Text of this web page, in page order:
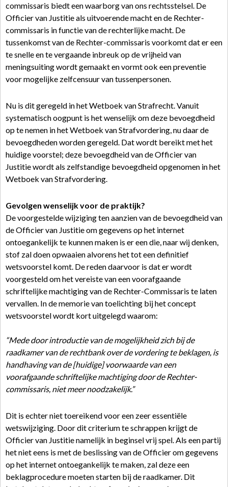
commissaris biedt een waarborg van ons rechtsstelsel. De
Officier van Justitie als uitvoerende macht en de Rechter-
commissaris in functie van de rechterlijke macht. De
tussenkomst van de Rechter-commissaris voorkomt dat er een
te snelle en te vergaande inbreuk op de vrijheid van
meningsuiting wordt gemaakt en vormt ook een preventie
voor mogelijke zelfcensuur van tussenpersonen.
Nu is dit geregeld in het Wetboek van Strafrecht. Vanuit
systematisch oogpunt is het wenselijk om deze bevoegdheid
op te nemen in het Wetboek van Strafvordering, nu daar de
bevoegdheden worden geregeld. Dat wordt bereikt met het
huidige voorstel; deze bevoegdheid van de Officier van
Justitie wordt als zelfstandige bevoegdheid opgenomen in het
Wetboek van Strafvordering.
Gevolgen wenselijk voor de praktijk?
De voorgestelde wijziging ten aanzien van de bevoegdheid van
de Officier van Justitie om gegevens op het internet
ontoegankelijk te kunnen maken is er een die, naar wij denken,
stof zal doen opwaaien alvorens het tot een definitief
wetsvoorstel komt. De reden daarvoor is dat er wordt
voorgesteld om het vereiste van een voorafgaande
schriftelijke machtiging van de Rechter-Commissaris te laten
vervallen. In de memorie van toelichting bij het concept
wetsvoorstel wordt kort uitgelegd waarom:
“Mede door introductie van de mogelijkheid zich bij de
raadkamer van de rechtbank over de vordering te beklagen, is
handhaving van de [huidige] voorwaarde van een
voorafgaande schriftelijke machtiging door de Rechter-
commissaris, niet meer noodzakelijk.”
Dit is echter niet toereikend voor een zeer essentiële
wetswijziging. Door dit criterium te schrappen krijgt de
Officier van Justitie namelijk in beginsel vrij spel. Als een partij
het niet eens is met de beslissing van de Officier om gegevens
op het internet ontoegankelijk te maken, zal deze een
beklagprocedure moeten starten bij de raadkamer. Dit